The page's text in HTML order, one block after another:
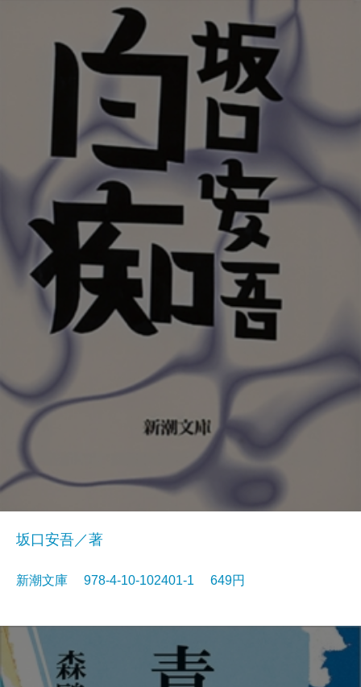
坂口安吾／著
新潮文庫 978-4-10-102401-1 649円